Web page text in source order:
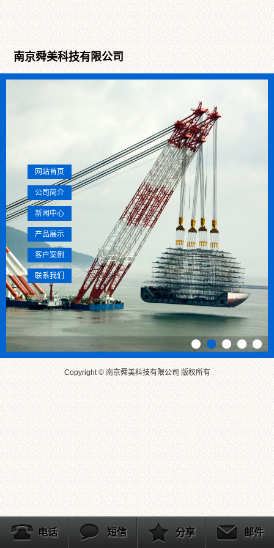
南京舜美科技有限公司
网站首页
公司简介
新闻中心
产品展示
客户案例
联系我们
Copyright © 南京舜美科技有限公司 版权所有
电话 短信 分享 邮件